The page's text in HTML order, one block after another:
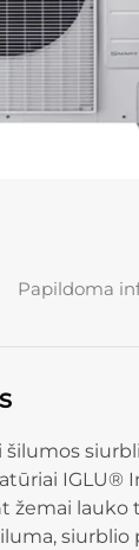
Papildoma
IGLU®
žemai lauko
siurblio